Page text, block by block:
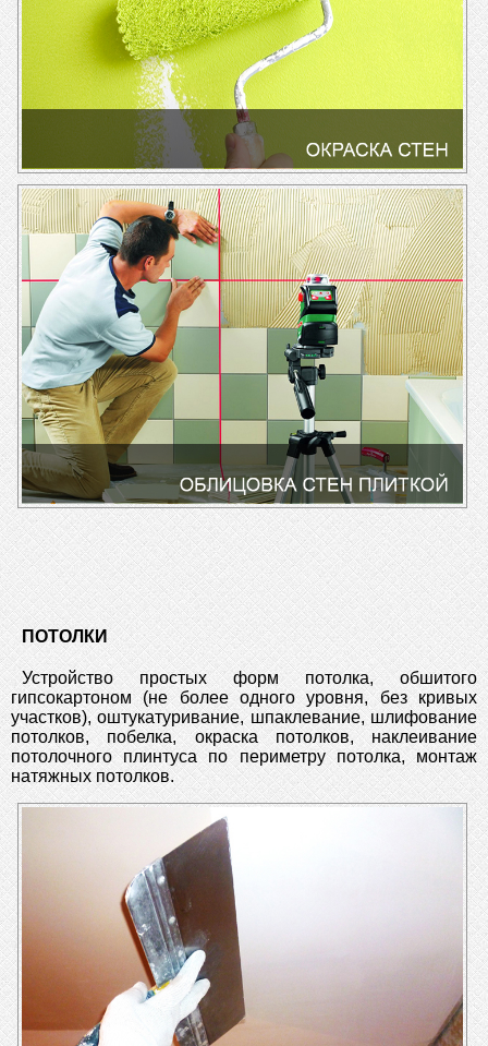
ПОТОЛКИ
Устройство простых форм потолка, обшитого
гипсокартоном (не более одного уровня, без кривых
участков), оштукатуривание, шпаклевание, шлифование
потолков, побелка, окраска потолков, наклеивание
потолочного плинтуса по периметру потолка, монтаж
натяжных потолков.